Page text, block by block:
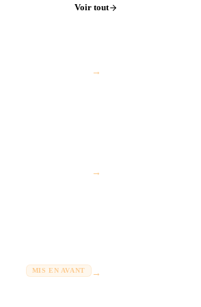
Voir tout
→
→
MIS EN AVANT →